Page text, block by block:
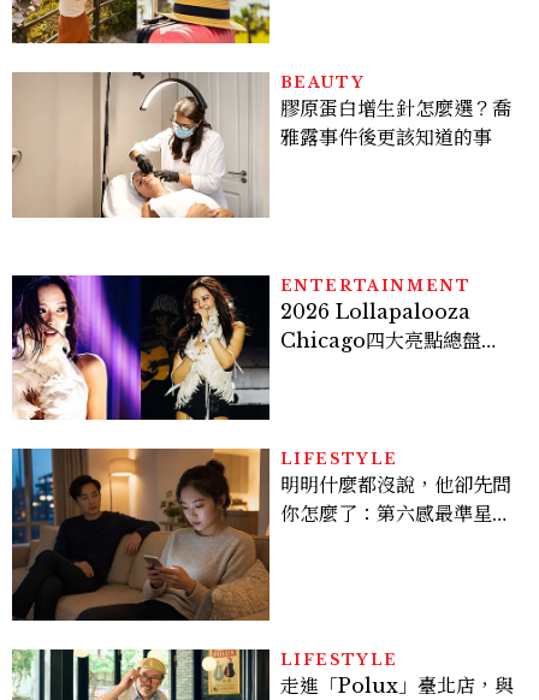
BEAUTY
膠原蛋白增生針怎麼選？喬
雅露事件後更該知道的事
ENTERTAINMENT
2026 Lollapalooza
Chicago四大亮點總盤
LIFESTYLE
明明什麼都沒說，他卻先問
你怎麼了：第六感最準星座
LIFESTYLE
走進「Polux」臺北店，與